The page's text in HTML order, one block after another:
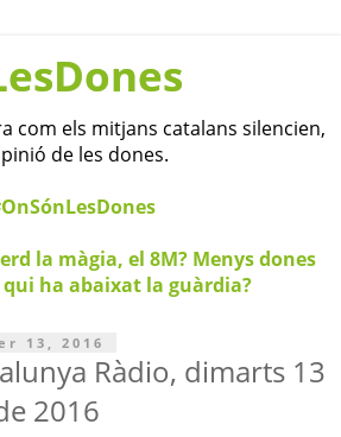
com els mitjans catalans silencien,
de les dones.
la màgia, el 8M? Menys dones
qui ha abaixat la guàrdia?
13, 2016
Ràdio, dimarts 13
2016